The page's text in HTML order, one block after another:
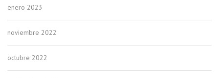
enero 2023
noviembre 2022
octubre 2022